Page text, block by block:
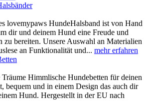
lovemypaws HundeHalsband ist von Hand
dir und deinem Hund eine Freude und
zu bereiten. Unsere Auswahl an Materialien
an Funktionalität und... mehr erfahren
Himmlische Hundebetten für deinen
bequem und in einem Design das auch dir
Hund. Hergestellt in der EU nach